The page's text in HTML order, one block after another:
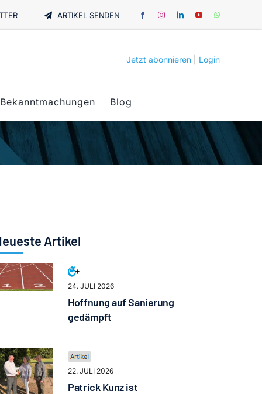
ARTIKEL SENDEN
Jetzt abonnieren Login
Bekanntmachungen Blog
Artikel
24. JULI 2026
Hoffnung auf Sanierung
gedämpft
22. JULI 2026
Patrick Kunz ist